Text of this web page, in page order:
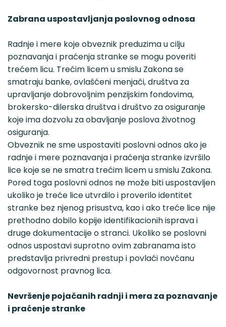
Zabrana uspostavljanja poslovnog odnosa
Radnje i mere koje obveznik preduzima u cilju
poznavanja i praćenja stranke se mogu poveriti
trećem licu. Trećim licem u smislu Zakona se
smatraju banke, ovlašćeni menjači, društva za
upravljanje dobrovoljnim penzijskim fondovima,
brokersko-dilerska društva i društvo za osiguranje
koje ima dozvolu za obavljanje poslova životnog
osiguranja.
Obveznik ne sme uspostaviti poslovni odnos ako je
radnje i mere poznavanja i praćenja stranke izvršilo
lice koje se ne smatra trećim licem u smislu Zakona.
Pored toga poslovni odnos ne može biti uspostavljen
ukoliko je treće lice utvrdilo i proverilo identitet
stranke bez njenog prisustva, kao i ako treće lice nije
prethodno dobilo kopije identifikacionih isprava i
druge dokumentacije o stranci. Ukoliko se poslovni
odnos uspostavi suprotno ovim zabranama isto
predstavlja privredni prestup i povlaći novčanu
odgovornost pravnog lica.
Nevršenje pojačanih radnji i mera za poznavanje
i praćenje stranke